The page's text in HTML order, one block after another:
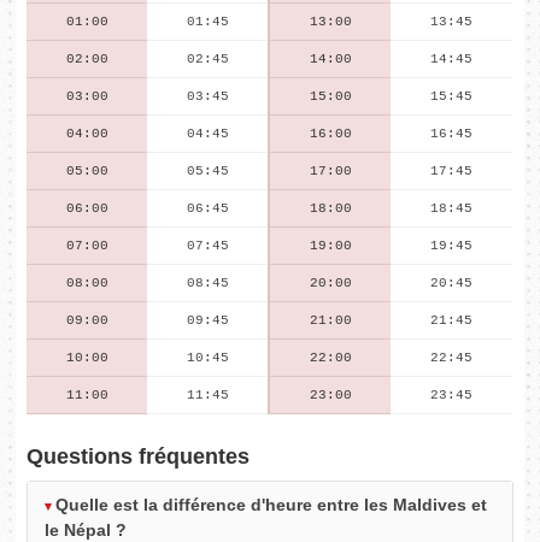
01:00 01:45 13:00 13:45
02:00 02:45 14:00 14:45
03:00 03:45 15:00 15:45
04:00 04:45 16:00 16:45
05:00 05:45 17:00 17:45
06:00 06:45 18:00 18:45
07:00 07:45 19:00 19:45
08:00 08:45 20:00 20:45
09:00 09:45 21:00 21:45
10:00 10:45 22:00 22:45
11:00 11:45 23:00 23:45
Questions fréquentes
Quelle est la différence d'heure entre les Maldives et
le Népal ?